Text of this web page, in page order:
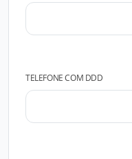
TELEFONE COM DDD